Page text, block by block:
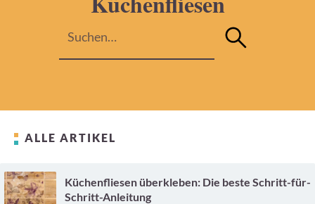
ALLE ARTIKEL
Küchenfliesen überkleben: Die beste Schritt-für-
Schritt-Anleitung